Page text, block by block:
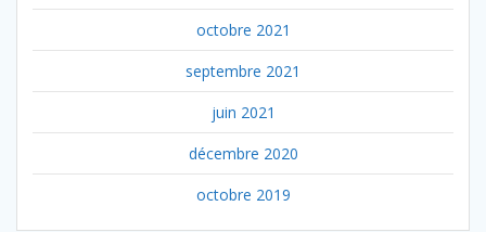
octobre 2021
septembre 2021
juin 2021
décembre 2020
octobre 2019